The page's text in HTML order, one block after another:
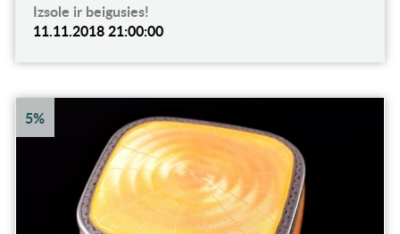
Izsole ir beigusies!
11.11.2018 21:00:00
5%